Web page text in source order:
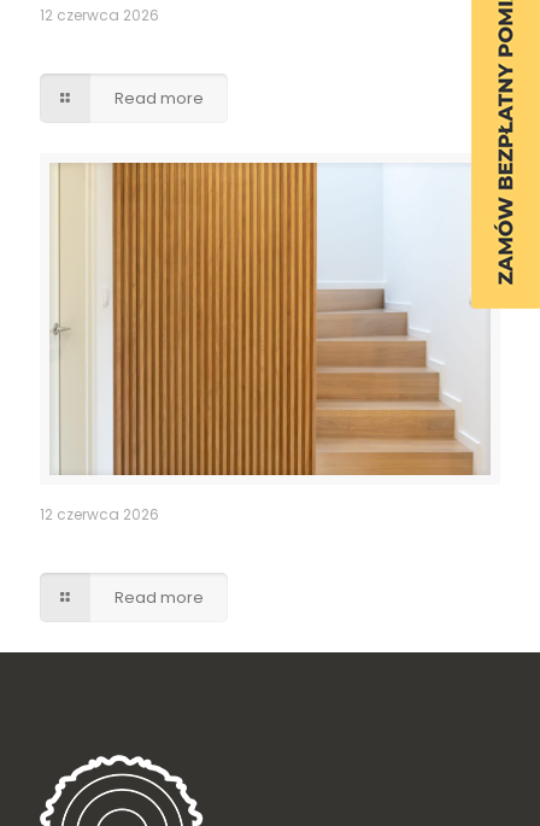
12 czerwca 2026
Read more
12 czerwca 2026
Read more